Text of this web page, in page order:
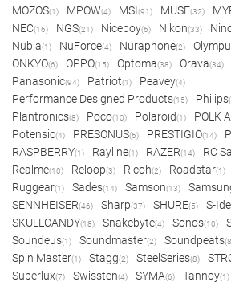
MOZOS(1) MPOW(4) MSI(91) MUSE(32)
NEC(16) NGS(21) Niceboy(6) Nikon(33)
Nubia(1) NuForce(4) Nuraphone(2)
ONKYO(6) OPPO(15) Optoma(38) Orava(34)
Panasonic(94) Patriot(1) Peavey(4)
Performance Designed Products(15) Philips
Plantronics(8) Poco(10) Polaroid(1) POLK
Potensic(4) PRESONUS(6) PRESTIGIO(14)
RASPBERRY(1) Rayline(1) RAZER(14) RC
Realme(10) Reloop(3) Ricoh(2) Roadstar(1)
Ruggear(1) Sades(14) Samson(13)
SENNHEISER(46) Sharp(37) SHURE(5) S-
SKULLCANDY(18) Snakebyte(4) Sonos(10)
Soundeus(1) Soundmaster(2) Soundpeats
Spin Master(1) Stagg(2) SteelSeries(8)
Superlux(7) Swissten(4) SYMA(6) Tannoy(1)